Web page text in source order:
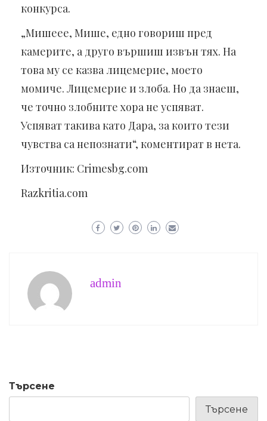
конкурса.
„Мишеее, Мише, едно говориш пред
камерите, а друго вършиш извън тях. На
това му се казва лицемерие, моето
момиче. Лицемерие и злоба. Но да знаеш,
че точно злобните хора не успяват.
Успяват такива като Дара, за които тези
чувства са непознати“, коментират в нета.
Източник: Crimesbg.com
Razkritia.com
admin
Търсене
Търсене